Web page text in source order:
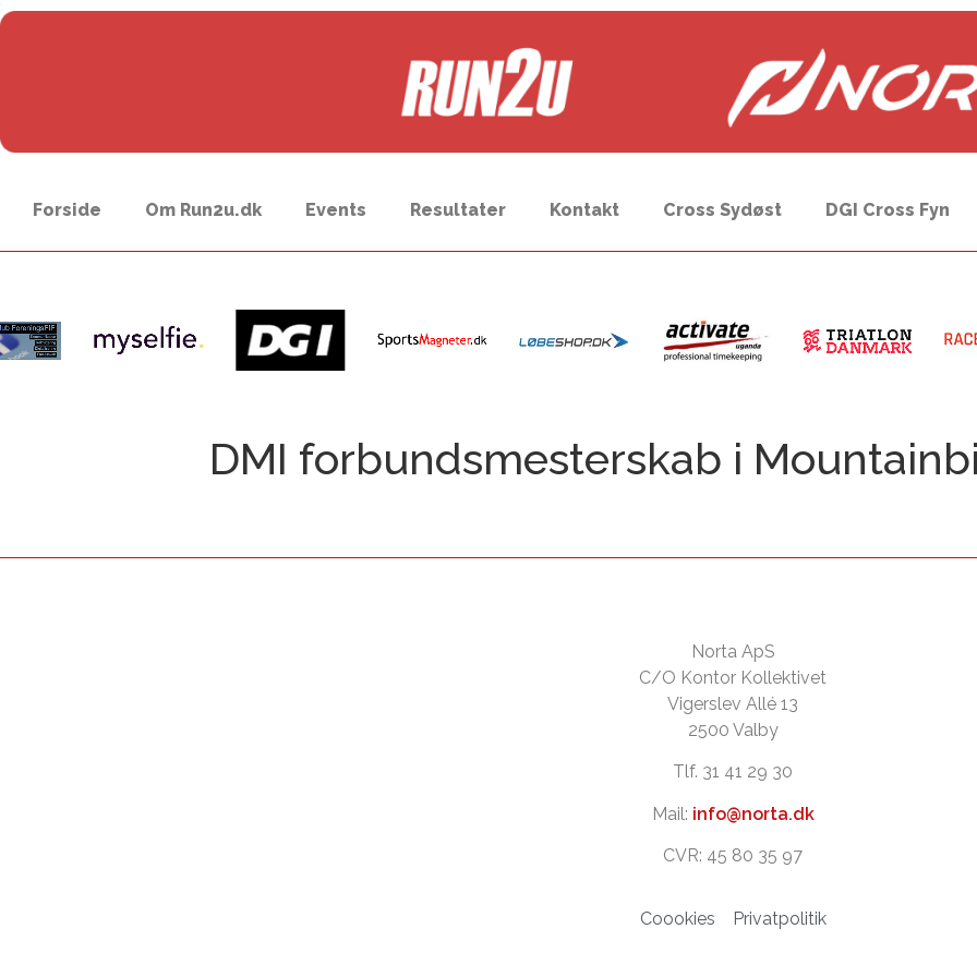
Forside Om Run2u.dk Events Resultater Kontakt Cross Sydøst DGI Cross Fyn
DMI forbundsmesterskab i
Norta ApS
C/O Kontor Kollektivet
Vigerslev Allé 13
2500 Valby
Tlf. 31 41 29 30
Mail: info@norta.dk
CVR: 45 80 35 97
Coookies Privatpolitik